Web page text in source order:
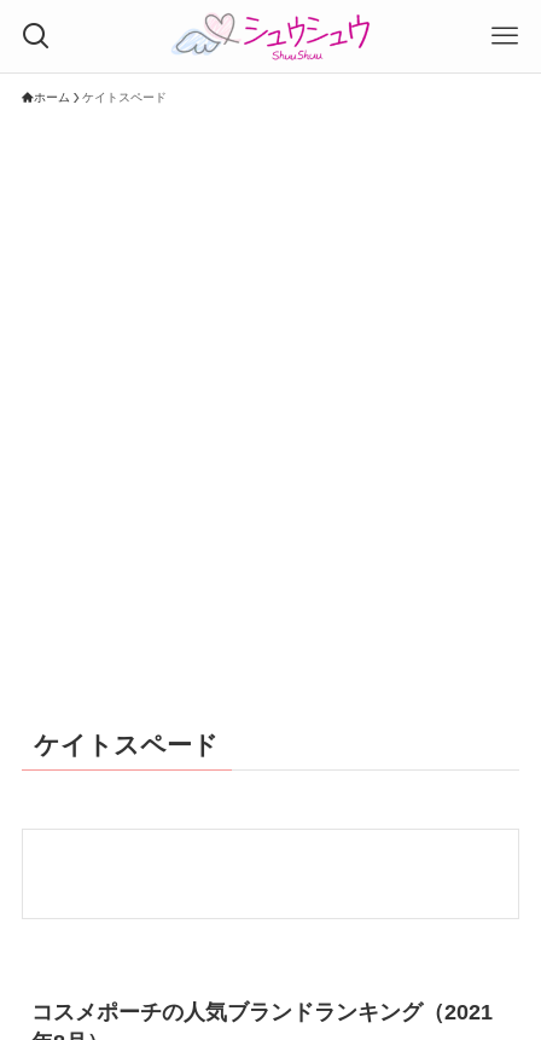
ホーム ケイトスペード
ケイトスペード
コスメポーチの人気ブランドランキング（2021